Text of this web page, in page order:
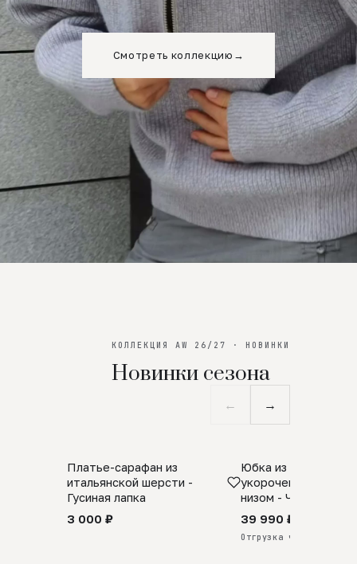
Смотреть коллекцию →
КОЛЛЕКЦИЯ AW 26/27 · НОВИНКИ
Новинки сезона
← →
SALE
Платье-сарафан из
итальянской шерсти -
Гусиная лапка
3 000 ₽
ПРЕДЗАКАЗ
Юбка из
укороченная с
низом - Черный
39 990 ₽
Отгрузка через 25 дней